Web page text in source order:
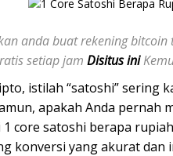
anda buat rekening bitcoin
setiap jam Disitus ini
istilah “satoshi” sering
apakah Anda pernah
core satoshi berapa
konversi yang akurat dan